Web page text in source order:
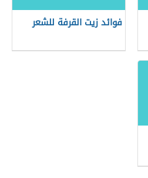
فوائد زيت القرفة للشعر